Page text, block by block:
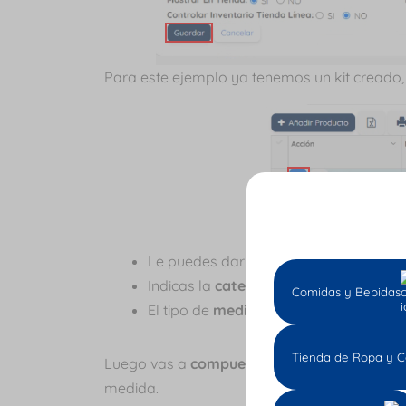
Para este ejemplo ya tenemos un kit creado,
Le puedes dar un nombreoeditarlo
Indicas la categoría
El tipo de medida
Luego vas a compuestos/ingredientes,
medida.
Comidas y Bebidas
Tienda de Ropa y